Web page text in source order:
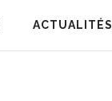
ACTUALITÉS